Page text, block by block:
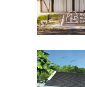
Desain